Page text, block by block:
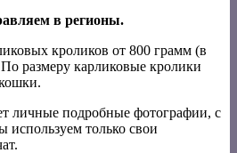
в регионы.
кроликов от 800 грамм (в
размеру карликовые кролики
личные подробные фотографии, с
только свои